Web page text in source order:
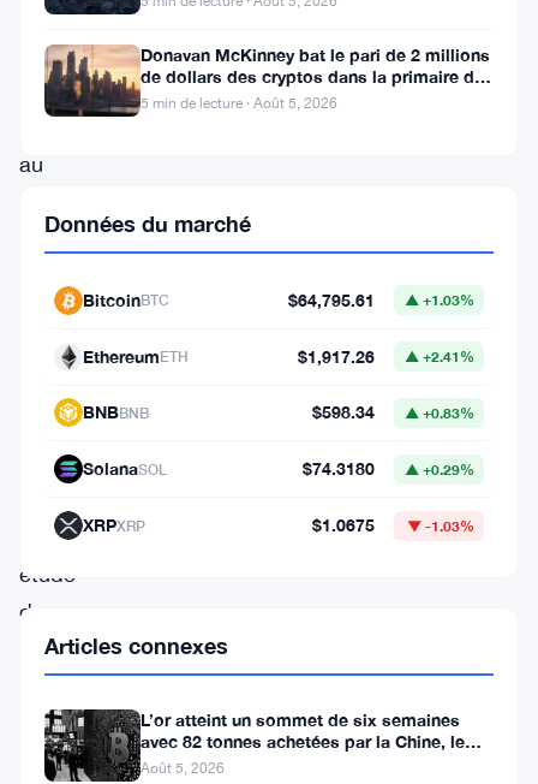
devenant
premier
au
Bitcoin
monnaie
légale.
une
étude
de
l’Université
ravivé
Donavan McKinney bat le pari de 2 millions
de dollars des cryptos dans la primaire du
13e district du Michigan
5 min de lecture · Août 5, 2026
Données du marché
BitcoinBTC $64,795.61 ▲ +1.03%
EthereumETH $1,917.26 ▲ +2.41%
BNBBNB $598.34 ▲ +0.83%
SolanaSOL $74.3180 ▲ +0.29%
XRPXRP $1.0675 ▼ -1.03%
Articles connexes
L’or atteint un sommet de six semaines
avec 82 tonnes achetées par la Chine, le
Bitcoin stagne
Août 5, 2026